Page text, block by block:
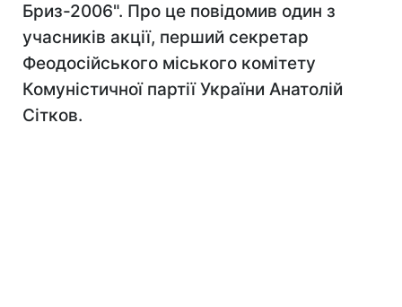
Бриз-2006". Про це повідомив один з
учасників акції, перший секретар
Феодосійського міського комітету
Комуністичної партії України Анатолій
Сітков.